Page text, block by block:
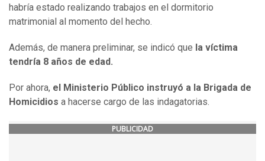
habría estado realizando trabajos en el dormitorio
matrimonial al momento del hecho.
Además, de manera preliminar, se indicó que la víctima
tendría 8 años de edad.
Por ahora, el Ministerio Público instruyó a la Brigada de
Homicidios a hacerse cargo de las indagatorias.
PUBLICIDAD